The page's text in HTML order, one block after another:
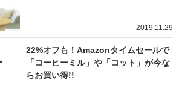
2019.11.29
22%オフも！Amazonタイムセールで
「コーヒーミル」や「コット」が今な
らお買い得!!